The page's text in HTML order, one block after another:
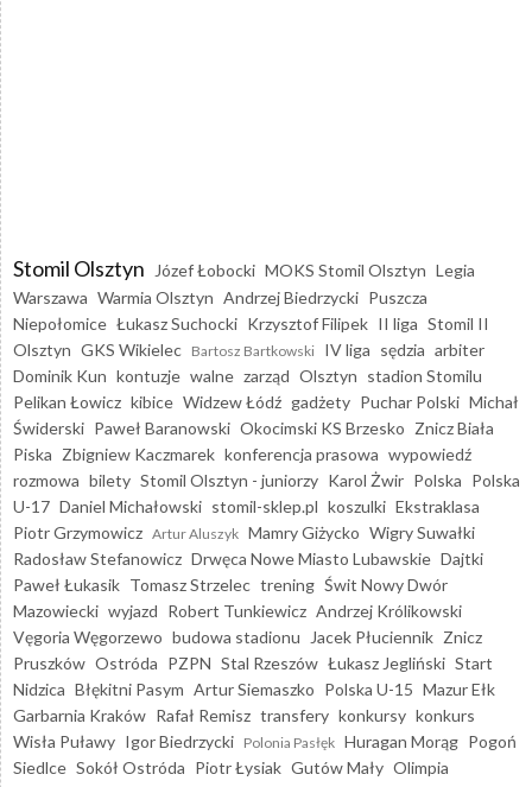
Stomil Olsztyn Józef Łobocki MOKS Stomil Olsztyn Legia
Warszawa Warmia Olsztyn Andrzej Biedrzycki Puszcza
Niepołomice Łukasz Suchocki Krzysztof Filipek II liga Stomil II
Olsztyn GKS Wikielec Bartosz Bartkowski IV liga sędzia arbiter
Dominik Kun kontuzje walne zarząd Olsztyn stadion Stomilu
Pelikan Łowicz kibice Widzew Łódź gadżety Puchar Polski Michał
Świderski Paweł Baranowski Okocimski KS Brzesko Znicz Biała
Piska Zbigniew Kaczmarek konferencja prasowa wypowiedź
rozmowa bilety Stomil Olsztyn - juniorzy Karol Żwir Polska Polska
U-17 Daniel Michałowski stomil-sklep.pl koszulki Ekstraklasa
Piotr Grzymowicz Artur Aluszyk Mamry Giżycko Wigry Suwałki
Radosław Stefanowicz Drwęca Nowe Miasto Lubawskie Dajtki
Paweł Łukasik Tomasz Strzelec trening Świt Nowy Dwór
Mazowiecki wyjazd Robert Tunkiewicz Andrzej Królikowski
Vęgoria Węgorzewo budowa stadionu Jacek Płuciennik Znicz
Pruszków Ostróda PZPN Stal Rzeszów Łukasz Jegliński Start
Nidzica Błękitni Pasym Artur Siemaszko Polska U-15 Mazur Ełk
Garbarnia Kraków Rafał Remisz transfery konkursy konkurs
Wisła Puławy Igor Biedrzycki Polonia Pasłęk Huragan Morąg Pogoń
Siedlce Sokół Ostróda Piotr Łysiak Gutów Mały Olimpia